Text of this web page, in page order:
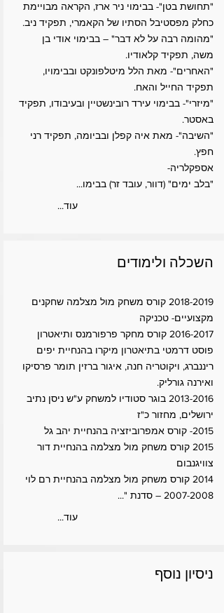
"תחושת בטן"- בבימוי ניר ארז, הקראה מבויימת
כחלק מפסטיבל הסתיו של הקאמרי, תפקיד ניב.
"מהומה רבה על לא דבר" – בבימוי אודי בן
משה, תפקיד קלאודיו.
"האחרים"- מאת הלל מיטלפונקט ובבימויו,
תפקיד החייל והאח.
"מיזרי"- בבימוי עירד רובינשטיין ובעיבודו, תפקיד
באסטר.
"השיבה"- מאת איה קפלן ובביומה, תפקיד רני
חפץ.
אספקלריה-
"בלב ימים" (דוור, עובד זר) בבימו...
...עוד
השכלה ולימודים
2018-2019 קורס משחק מול מצלמה שחקנים
מקצועיים- טכניקה
2016-2017 קורס מחקר פרפורמנס ותיאטרון
פוסט דרמטי בתיאטרון מיקרו בהנחיית יפים
ריננברג, ויקוטריה חנה, איגור ברזין תומר פרסיקו
ואירנה גורליק.
2013-2016 בוגר סטודיו למשחק ע"ש ניסן נתיב
ירושלים, מחזור כ"ז
2015- קורס אמפרוביזציה בהנחיית יהב גל
2015 קורס משחק מול מצלמה בהנחיית דור
צוויגנבום
2014 קורס משחק מול מצלמה בהנחיית רם לוי
2007-2008 – סדנת "...
...עוד
ניסיון נוסף